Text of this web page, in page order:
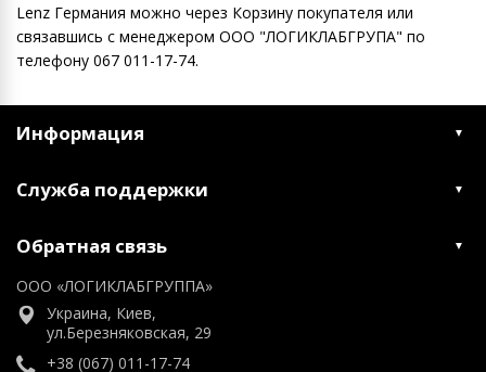
Lenz Германия можно через Корзину покупателя или
связавшись с менеджером ООО "ЛОГИКЛАБГРУПА" по
телефону 067 011-17-74.
Информация
Служба поддержки
Обратная связь
ООО «ЛОГИКЛАБГРУППА»
Украина, Киев,
ул.Березняковская, 29
+38 (067) 011-17-74